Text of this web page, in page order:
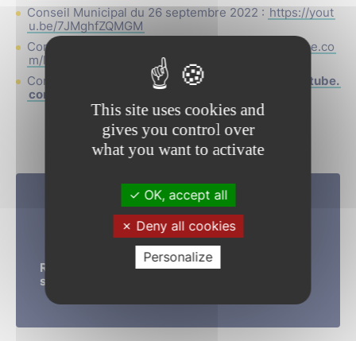
Conseil Municipal du 26 septembre 2022 : https://yout
u.be/7JMghfZQMGM
Conseil Municipal du 1er juin 2022 :
https://youtube.co
m/live/Nfi08meRr0U
Conseil municipal du 14 février 2022 :
https://youtube.
com/live/cYIyCH7TjrA
Retrouvez l’ensemble des conseils municipaux
sur la
This site uses cookies and
gives you control over
what you want to activate
OK, accept all
Deny all cookies
Personalize